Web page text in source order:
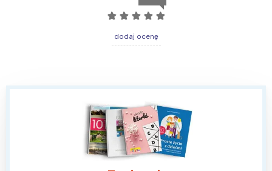
☆ ☆ ☆ ☆ ☆
dodaj ocenę